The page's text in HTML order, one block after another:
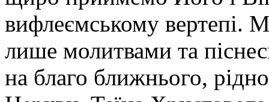
вифлеємському вертепі.
лише молитвами та
на благо ближнього,